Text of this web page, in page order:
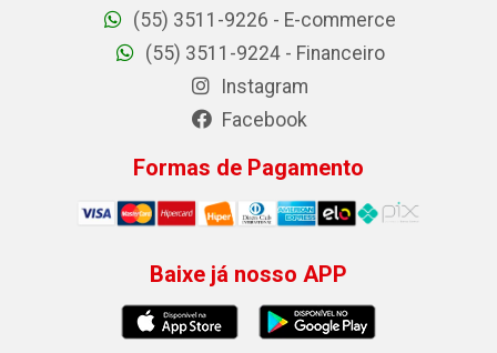
(55) 3511-9226 - E-commerce
(55) 3511-9224 - Financeiro
Instagram
Facebook
Formas de Pagamento
Baixe já nosso APP